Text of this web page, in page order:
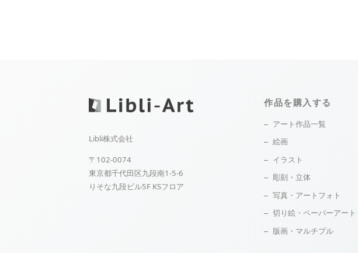
Libli株式会社
〒102-0074
東京都千代田区九段南1-5-6
りそな九段ビル5F KSフロア
作品を購入する
アート作品一覧
絵画
イラスト
彫刻・立体
写真・アートフォト
切り絵・ペーパーアート
版画・マルチプル